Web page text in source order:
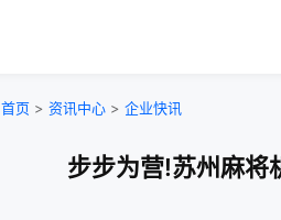
首页 > 资讯中心 > 企业快讯
步步为营!苏州麻将